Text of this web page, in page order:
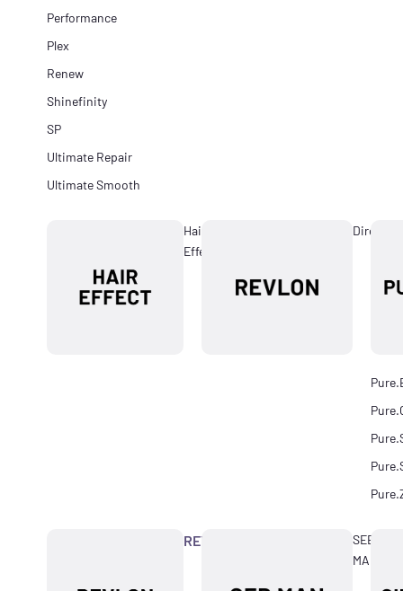
Performance
Plex
Renew
Shinefinity
SP
Ultimate Repair
Ultimate Smooth
Hair
Effect
REVLON
SEB
MAN